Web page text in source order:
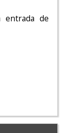
entrada de